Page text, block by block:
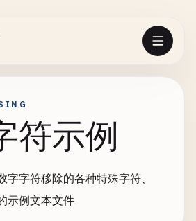
符示例
字字符移除的各种特殊字符、
示例文本文件